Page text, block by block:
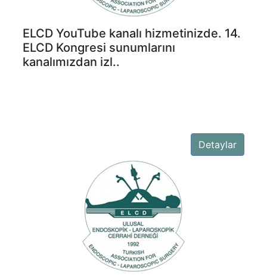
ELCD YouTube kanalı hizmetinizde. 14.
ELCD Kongresi sunumlarını
kanalımızdan izl..
Detaylar